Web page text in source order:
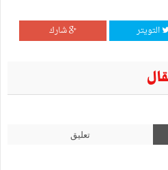
التويتر شارك
تعليق